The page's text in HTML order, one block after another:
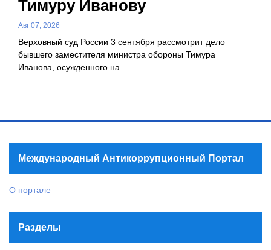
Тимуру Иванову
Авг 07, 2026
Верховный суд России 3 сентября рассмотрит дело
бывшего заместителя министра обороны Тимура
Иванова, осужденного на…
Международный Антикоррупционный Портал
О портале
Разделы